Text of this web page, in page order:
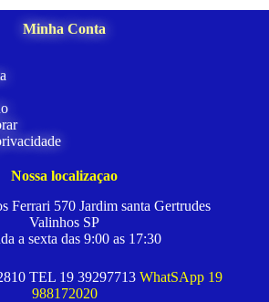
Minha Conta
Nossa localizaçao
Ferrari 570 Jardim santa Gertrudes
Valinhos SP
a sexta das 9:00 as 17:30
TEL 19 39297713 WhatSApp 19
988172020